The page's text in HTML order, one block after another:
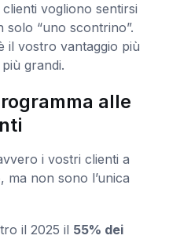
vogliono sentirsi
“uno scontrino”.
il vostro vantaggio più
grandi.
alle
i vostri clienti a
ma non sono l’unica
il 2025 il 55% dei